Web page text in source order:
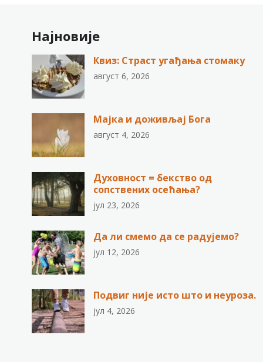
Најновије
Квиз: Страст угађања стомаку
август 6, 2026
Мајка и доживљај Бога
август 4, 2026
Духовност = бекство од
сопствених осећања?
јул 23, 2026
Да ли смемо да се радујемо?
јул 12, 2026
Подвиг није исто што и неуроза.
јул 4, 2026